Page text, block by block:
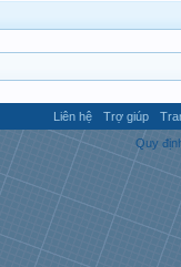
Liên hệ Trợ giúp
Quy